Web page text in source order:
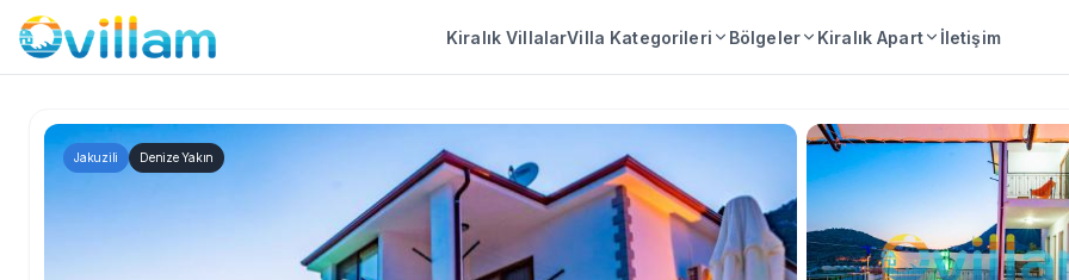
Kiralık VillalarVilla Kategorileri Bölgeler Kiralık Apart İletişim
Jakuzili Denize Yakın